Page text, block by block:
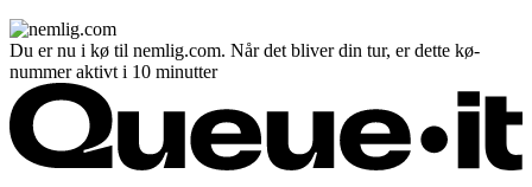
Du er nu i kø til nemlig.com. Når det bliver din tur, er dette kø-
nummer aktivt i 10 minutter